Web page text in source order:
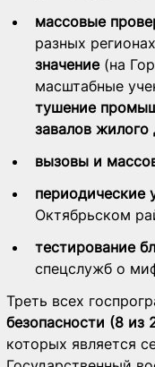
массовые
разных
значение (на
масштабные
тушение
завалов жилого
вызовы и
периодические
Октябрьском
тестирование
спецслужб о
Треть всех
безопасности (8 из
которых является